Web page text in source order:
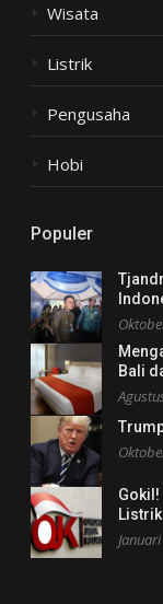
Wisata
Listrik
Pengusaha
Hobi
Populer
Bali
Gokil!